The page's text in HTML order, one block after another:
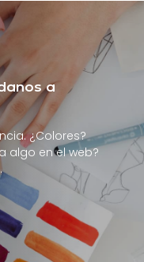
a
¿Colores?
algo en el web?